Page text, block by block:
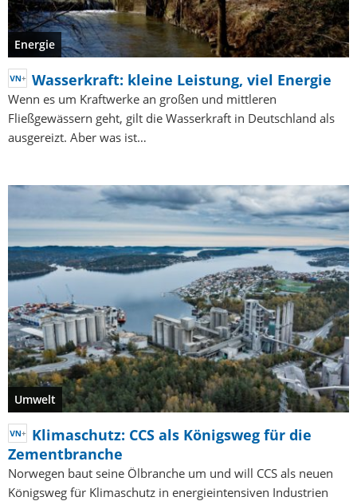
Energie
Wasserkraft: kleine Leistung, viel Energie
Wenn es um Kraftwerke an großen und mittleren
Fließgewässern geht, gilt die Wasserkraft in Deutschland als
ausgereizt. Aber was ist…
Umwelt
Klimaschutz: CCS als Königsweg für die
Zementbranche
Norwegen baut seine Ölbranche um und will CCS als neuen
Königsweg für Klimaschutz in energieintensiven Industrien